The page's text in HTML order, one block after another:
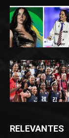
RELEVANTES